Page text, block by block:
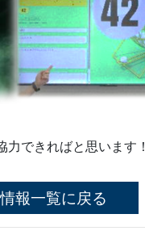
できればと思います！
報一覧に戻る